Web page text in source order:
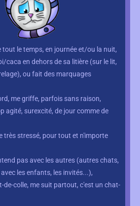
tout le temps, en journée et/ou la nuit,
caca en dehors de sa litière (sur le lit,
ou fait des marquages
me griffe, parfois sans raison,
agité, surexcité, de jour comme de
très stressé, pour tout et n'importe
pas avec les autres (autres chats,
les enfants, les invités...),
de-colle, me suit partout, c'est un chat-